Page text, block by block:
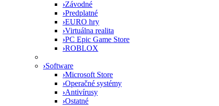
›Závodné
›Predplatné
›EURO hry
›Virtuálna realita
›PC Epic Game Store
›ROBLOX
›Software
›Microsoft Store
›Operačné systémy
›Antivírusy
›Ostatné